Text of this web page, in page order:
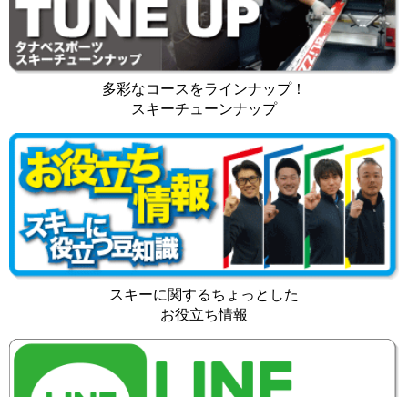
多彩なコースをラインナップ！
スキーチューンナップ
スキーに関するちょっとした
お役立ち情報